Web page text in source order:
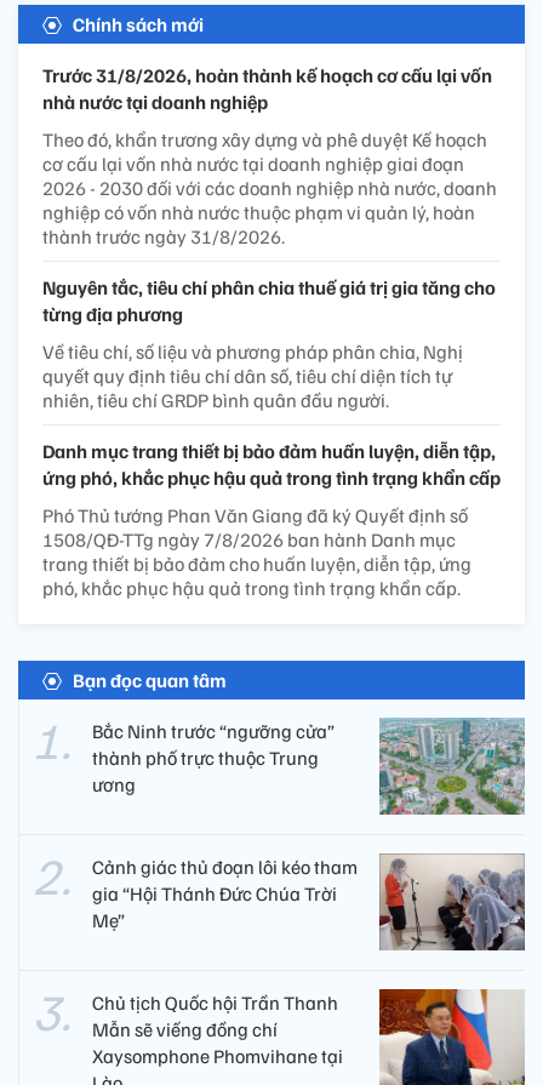
Chính sách mới
Trước 31/8/2026, hoàn thành kế hoạch cơ cấu lại vốn
nhà nước tại doanh nghiệp
Theo đó, khẩn trương xây dựng và phê duyệt Kế hoạch
cơ cấu lại vốn nhà nước tại doanh nghiệp giai đoạn
2026 - 2030 đối với các doanh nghiệp nhà nước, doanh
nghiệp có vốn nhà nước thuộc phạm vi quản lý, hoàn
thành trước ngày 31/8/2026.
Nguyên tắc, tiêu chí phân chia thuế giá trị gia tăng cho
từng địa phương
Về tiêu chí, số liệu và phương pháp phân chia, Nghị
quyết quy định tiêu chí dân số, tiêu chí diện tích tự
nhiên, tiêu chí GRDP bình quân đầu người.
Danh mục trang thiết bị bảo đảm huấn luyện, diễn tập,
ứng phó, khắc phục hậu quả trong tình trạng khẩn cấp
Phó Thủ tướng Phan Văn Giang đã ký Quyết định số
1508/QĐ-TTg ngày 7/8/2026 ban hành Danh mục
trang thiết bị bảo đảm cho huấn luyện, diễn tập, ứng
phó, khắc phục hậu quả trong tình trạng khẩn cấp.
Bạn đọc quan tâm
Bắc Ninh trước “ngưỡng cửa”
thành phố trực thuộc Trung
ương
Cảnh giác thủ đoạn lôi kéo tham
gia “Hội Thánh Đức Chúa Trời
Mẹ”
Chủ tịch Quốc hội Trần Thanh
Mẫn sẽ viếng đồng chí
Xaysomphone Phomvihane tại